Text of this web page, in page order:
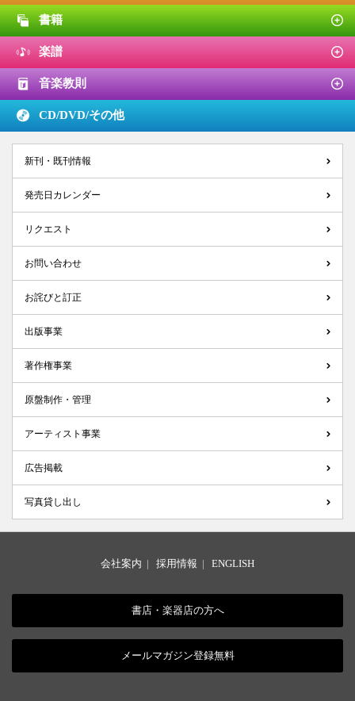
書籍
楽譜
音楽教則
CD/DVD/その他
新刊・既刊情報
発売日カレンダー
リクエスト
お問い合わせ
お詫びと訂正
出版事業
著作権事業
原盤制作・管理
アーティスト事業
広告掲載
写真貸し出し
会社案内 | 採用情報 | ENGLISH
書店・楽器店の方へ
メールマガジン登録無料